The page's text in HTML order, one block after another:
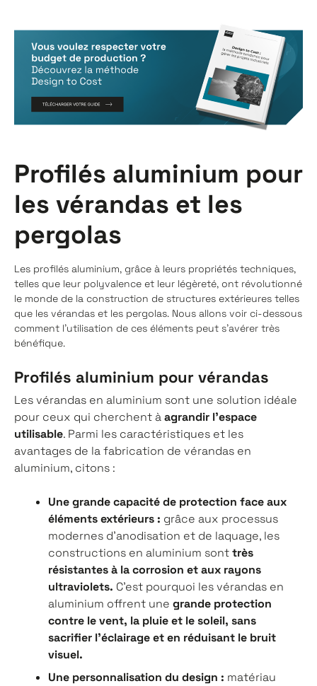
Profilés aluminium pour
les vérandas et les
pergolas
Les profilés aluminium, grâce à leurs propriétés techniques,
telles que leur polyvalence et leur légèreté, ont révolutionné
le monde de la construction de structures extérieures telles
que les vérandas et les pergolas. Nous allons voir ci-dessous
comment l'utilisation de ces éléments peut s'avérer très
bénéfique.
Profilés aluminium pour vérandas
Les vérandas en aluminium sont une solution idéale
pour ceux qui cherchent àagrandir l'espace
utilisable. Parmi les caractéristiques et les
avantages de la fabrication de vérandas en
aluminium, citons :
Une grande capacité de protection face aux
éléments extérieurs : grâce aux processus
modernes d'anodisation et de laquage, les
constructions en aluminium sonttrès
résistantes à la corrosion et aux rayons
ultraviolets. C'est pourquoi les vérandas en
aluminium offrent une grande protection
contre le vent, la pluie et le soleil, sans
sacrifier l'éclairage et en réduisant le bruit
visuel.
Une personnalisation du design : matériau